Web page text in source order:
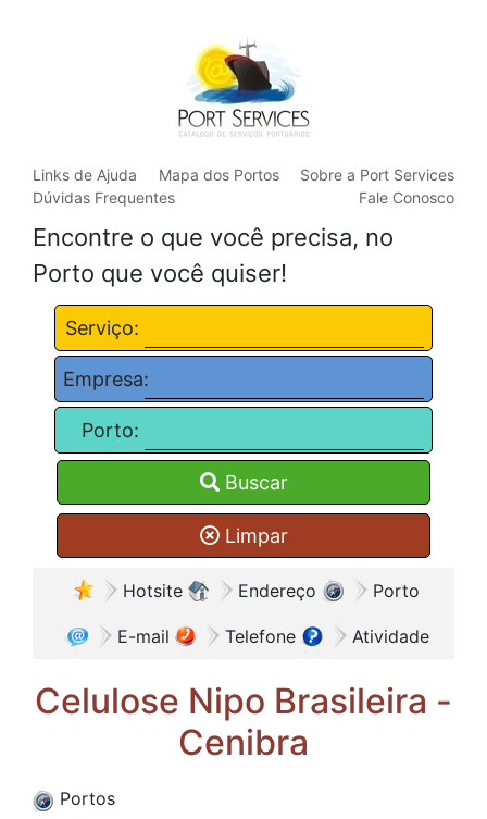
Links de Ajuda Mapa dos Portos
Sobre a Port Services
Dúvidas Frequentes
Fale Conosco
Encontre o que você precisa, no
Porto que você quiser!
Serviço:
Empresa:
Porto:
Buscar
Limpar
Hotsite Endereço Porto
E-mail Telefone Atividade
Celulose Nipo Brasileira -
Cenibra
Portos